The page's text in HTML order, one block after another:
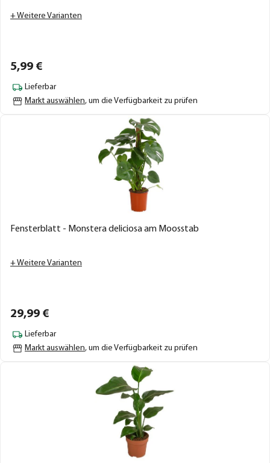
+ Weitere Varianten
5,99 €
Lieferbar
Markt auswählen, um die Verfügbarkeit zu prüfen
Fensterblatt - Monstera deliciosa am Moosstab
+ Weitere Varianten
29,99 €
Lieferbar
Markt auswählen, um die Verfügbarkeit zu prüfen